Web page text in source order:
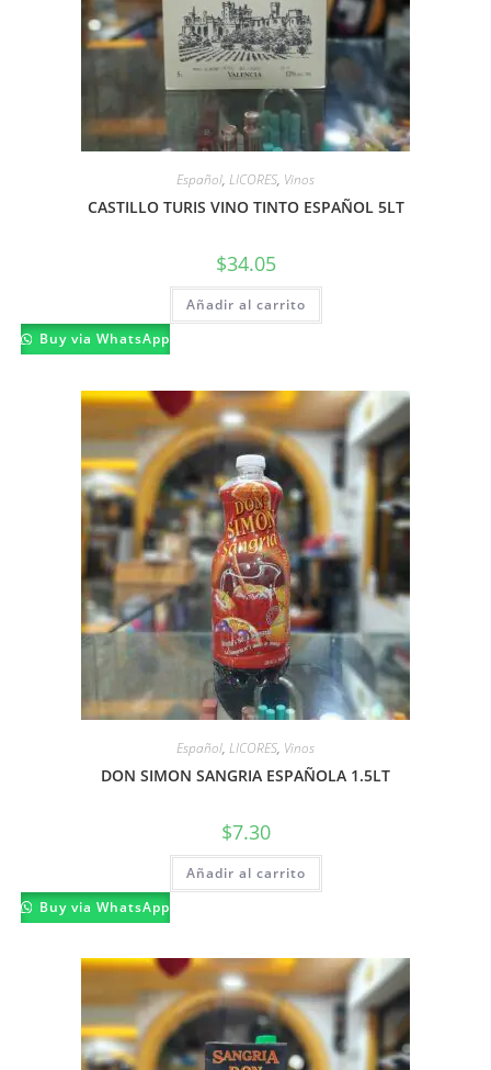
Español, LICORES, Vinos
CASTILLO TURIS VINO TINTO ESPAÑOL 5LT
$34.05
Añadir al carrito
Buy via WhatsApp
Español, LICORES, Vinos
DON SIMON SANGRIA ESPAÑOLA 1.5LT
$7.30
Añadir al carrito
Buy via WhatsApp